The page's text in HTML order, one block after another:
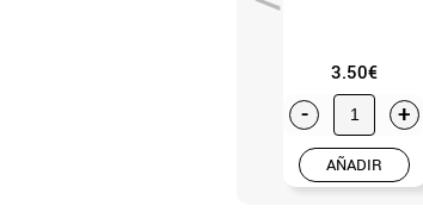
3.50€
- +
AÑADIR